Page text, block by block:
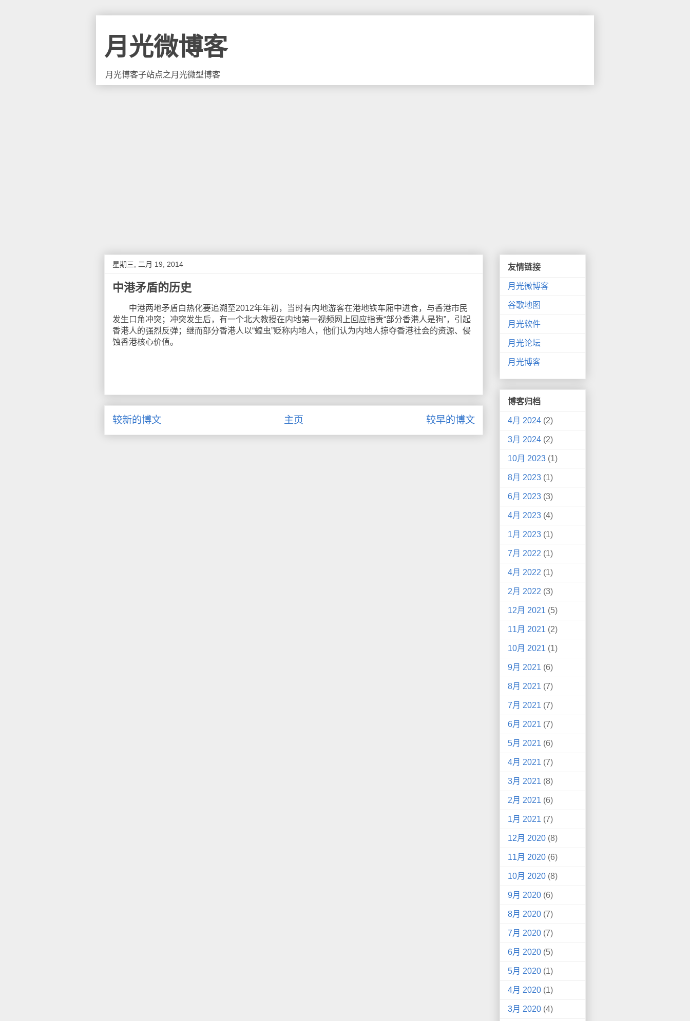
月光微博客
月光博客子站点之月光微型博客
星期三, 二月 19, 2014
中港矛盾的历史
中港两地矛盾白热化要追溯至2012年年初，当时有内地游客在港地铁车厢中进食，与香港市民
发生口角冲突；冲突发生后，有一个北大教授在内地第一视频网上回应指责“部分香港人是狗”，引起
香港人的强烈反弹；继而部分香港人以“蝗虫”贬称内地人，他们认为内地人掠夺香港社会的资源、侵
蚀香港核心价值。
较新的博文 较早的博文
主页
友情链接
月光微博客
谷歌地图
月光软件
月光论坛
月光博客
博客归档
4月 2024 (2)
3月 2024 (2)
10月 2023 (1)
8月 2023 (1)
6月 2023 (3)
4月 2023 (4)
1月 2023 (1)
7月 2022 (1)
4月 2022 (1)
2月 2022 (3)
12月 2021 (5)
11月 2021 (2)
10月 2021 (1)
9月 2021 (6)
8月 2021 (7)
7月 2021 (7)
6月 2021 (7)
5月 2021 (6)
4月 2021 (7)
3月 2021 (8)
2月 2021 (6)
1月 2021 (7)
12月 2020 (8)
11月 2020 (6)
10月 2020 (8)
9月 2020 (6)
8月 2020 (7)
7月 2020 (7)
6月 2020 (5)
5月 2020 (1)
4月 2020 (1)
3月 2020 (4)